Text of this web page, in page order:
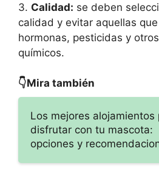
3. Calidad: se deben
calidad y evitar aquellas
hormonas, pesticidas y
químicos.
👇Mira también
Los mejores alojamientos
disfrutar con tu mascota:
opciones y